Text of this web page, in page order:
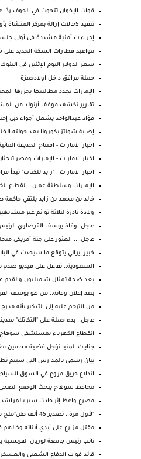
قوات الإخوان تتحوث في الجوف ردًا
تنفيذ 5حالات إزالة بمركز المنشاة بأولاد حمزة والدو...
إجراءات أمنية مشددة فى أولى
مواعيد قطارات السكة الحديد
سعر الدولار اليوم الإثنين في
حملة مرافق داخل اولادحمزة
الإمارات تجدد مطالبتها بجزرها
تقارير تكشف موقف أرنولد من
فؤاد عبدالواحد يشعل أجواء دبي
إصابة شولتز بكورونا بعد جولته
اخبار الامارات - افتتاح الحديقة
اخبار الامارات - الإمارات ومصر
اخبار الامارات - "زايد للكتاب" تبدأ
الإمارات وسلطنة عمان..
خالد بن محمد بن زايد يلتقي حاكمة
ولادة نادرة لثلاثة توائم غير
عاجل: وفاة يوسف القرضاوي الرئيس
عاجل.... العثور على جثة أمريكي
خبير إيراني يتوقع ما سيحدث في
السعودية.. تفاعل على فيديو صدم
بعد ضجة تمثال شامبليون
بعد إعلان وفاته.. من هو يوسف
من الترحم عليه إلى التذكير بأنه مدرج
عاجل.. بدء حملة على "التكاتك"
انقطاع الكهرباء بمستشفى
جنايات المنيا تؤجل قضية محامين
بيان رسمي بالمدارس التي سيتم
اندلاع حريق مروع في السوق
محافظ سوهاج يبحث الوضع الصحي
مصرع واعظ إثر حادث سير
"لأول مرة.. تصدير 45 ألف طن"ملح مغسول" لكينيا من ش...
مقتل مزارع على أيدي أبنائه
نائب رئيس جامعة لوريان
قائد قوات الدفاع الشعبي